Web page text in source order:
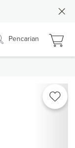
Pencarian